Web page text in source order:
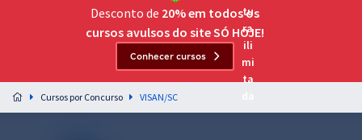
Acesso ilimitado a toda preparação para o Exame da
Preparação completa e intensiva para as principais
residências em saúde do Brasil
Desconto de 20% em todos os
cursos avulsos do site SÓ HOJE!
Conhecer cursos
Cursos por Concurso VISAN/SC